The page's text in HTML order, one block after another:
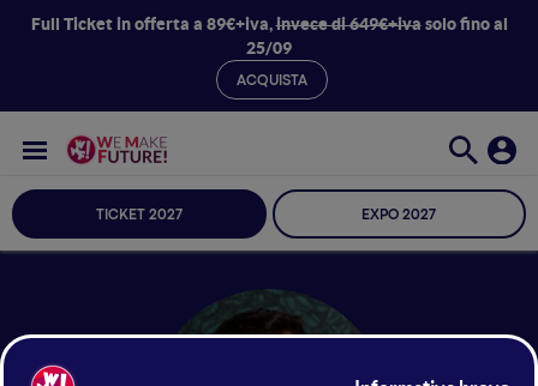
Full Ticket in offerta a 89€+iva,invece di 649€+ivasolo fino al
25/09
ACQUISTA
TICKET 2027 EXPO 2027